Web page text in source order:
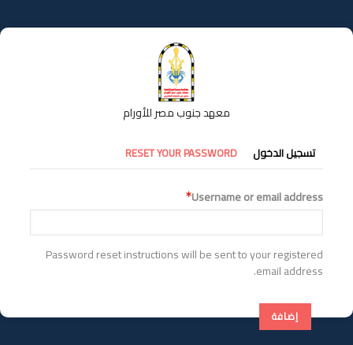
إلى
المحتوى
معهد جنوب مصر للأورام
التبويبات
الأساسية
تسجيل الدخول RESET YOUR PASSWORD
Username or email address
Password reset instructions will be sent to your registered
email address.